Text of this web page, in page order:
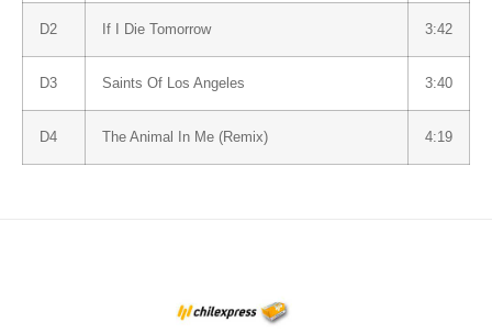
D2 If I Die Tomorrow 3:42
D3 Saints Of Los Angeles 3:40
D4 The Animal In Me (Remix) 4:19